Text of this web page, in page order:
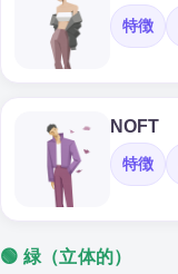
特徴
NOFT
特徴
🟢 緑（立体的）